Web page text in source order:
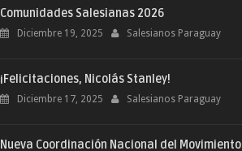
Comunidades Salesianas 2026
Diciembre 19, 2025 Salesianos Paraguay
¡Felicitaciones, Nicolás Stanley!
Diciembre 17, 2025 Salesianos Paraguay
Nueva Coordinación Nacional del Movimiento